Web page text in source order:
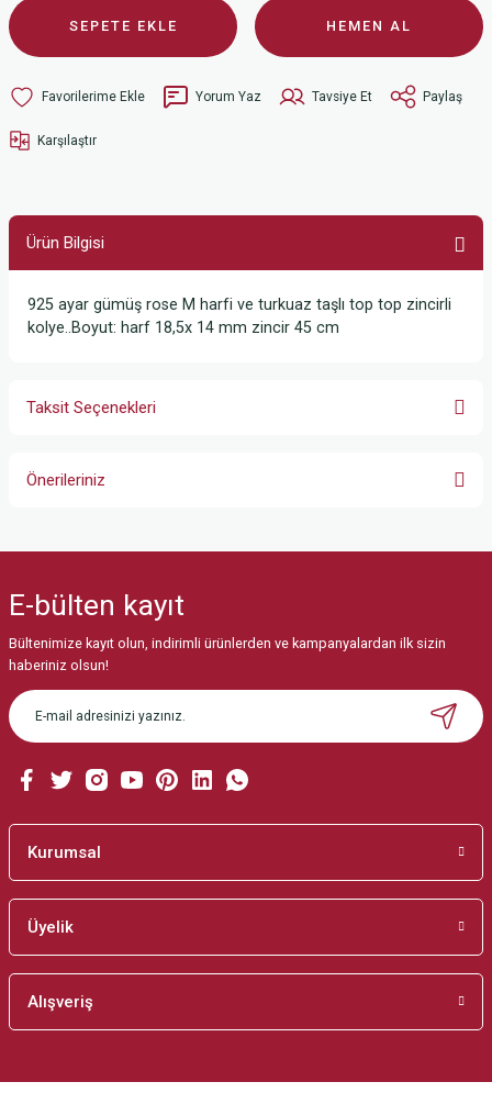
SEPETE EKLE HEMEN AL
Yorum Yaz Tavsiye Et Paylaş
Karşılaştır
Ürün Bilgisi
925 ayar gümüş rose M harfi ve turkuaz taşlı top top zincirli
kolye..Boyut: harf 18,5x 14 mm zincir 45 cm
Taksit Seçenekleri
Önerileriniz
Görüş ve önerileriniz için teşekkür ederiz.
Ürün resmi kalitesiz, bozuk veya görüntülenemiyor.
Ürün açıklamasında eksik bilgiler bulunuyor.
Ürün bilgilerinde hatalar bulunuyor.
Bu ürüne benzer farklı alternatifler olmalı.
E-bülten kayıt
Bültenimize kayıt olun, indirimli ürünlerden ve kampanyalardan ilk sizin
haberiniz olsun!
Kurumsal
Üyelik
Alışveriş